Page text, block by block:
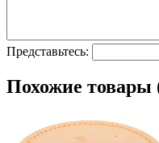
Представьтесь:
Похожие товары